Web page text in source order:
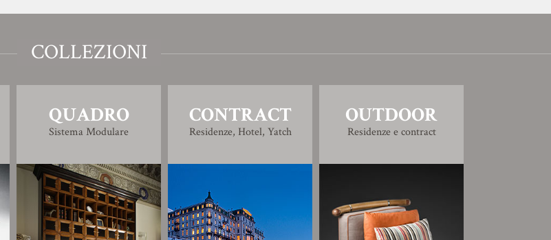
COLLEZIONI
QUADRO
Sistema Modulare
CONTRACT
Residenze, Hotel, Yatch
OUTDOOR
Residenze e contract